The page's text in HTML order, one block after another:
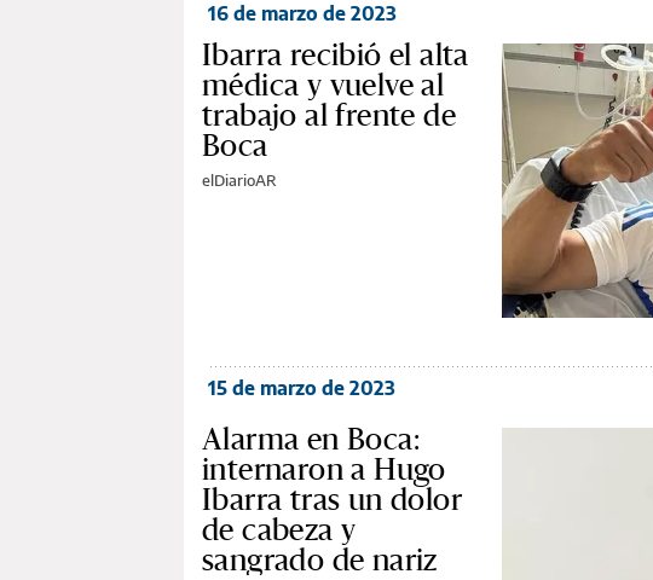
16 de marzo de 2023
Ibarra recibió el alta
médica y vuelve al
trabajo al frente de
Boca
elDiarioAR
15 de marzo de 2023
Alarma en Boca:
internaron a Hugo
Ibarra tras un dolor
de cabeza y
sangrado de nariz